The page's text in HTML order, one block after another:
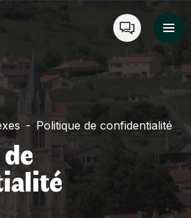
Politique de confidentialité